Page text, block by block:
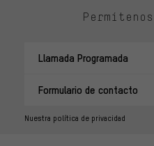
Llamada Programada
Formulario de contacto
Nuestra política de privacidad